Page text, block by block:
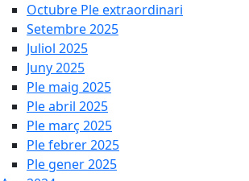
Octubre Ple extraordinari
Setembre 2025
Juliol 2025
Juny 2025
Ple maig 2025
Ple abril 2025
Ple març 2025
Ple febrer 2025
Ple gener 2025